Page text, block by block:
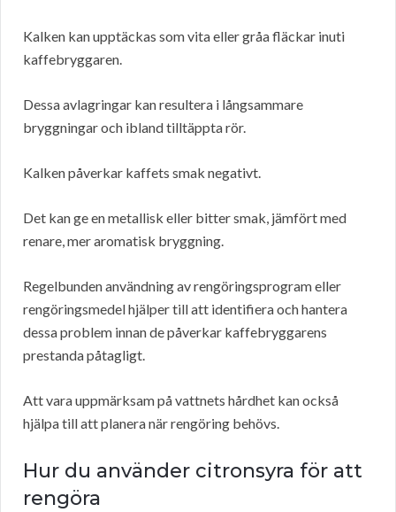
Kalken kan upptäckas som vita eller gråa fläckar inuti
kaffebryggaren.
Dessa avlagringar kan resultera i långsammare
bryggningar och ibland tilltäppta rör.
Kalken påverkar kaffets smak negativt.
Det kan ge en metallisk eller bitter smak, jämfört med
renare, mer aromatisk bryggning.
Regelbunden användning av rengöringsprogram eller
rengöringsmedel hjälper till att identifiera och hantera
dessa problem innan de påverkar kaffebryggarens
prestanda påtagligt.
Att vara uppmärksam på vattnets hårdhet kan också
hjälpa till att planera när rengöring behövs.
Hur du använder citronsyra för att
rengöra